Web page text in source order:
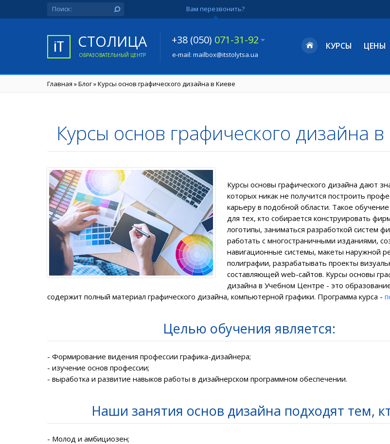
СТОЛИЦА
ОБРАЗОВАТЕЛЬНЫЙ ЦЕНТР
+38 (050) 071-31-92
e-mail: mailbox@itstolytsa.ua
Вам перезвонить?
КУРСЫ ЦЕНЫ
Главная »Блог»Курсы основ графического дизайна в Киеве
Курсы основ графического дизайна
Курсы основы графического дизайна дают
которых никак не получится построить
карьеру в подобной области. Такое
для тех, кто собирается конструировать
логотипы, заниматься разработкой систем
работать с многостраничными изданиями,
навигационные системы, макеты наружной
полиграфии, разрабатывать проекты
составляющей web-сайтов. Курсы основы
дизайна в Учебном Центре - это
содержит полный материал графического дизайна, компьютерной графики. Программа курса -
Целью обучения является:
- Формирование видения профессии графика-дизайнера;
- изучение основ профессии;
- выработка и развитие навыков работы в дизайнерском программном обеспечении.
Наши занятия основ дизайна подходят тем,
- Молод и амбициозен;